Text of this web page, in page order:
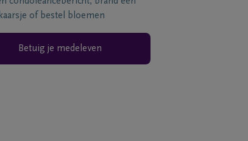
kaarsje of bestel bloemen
Betuig je medeleven